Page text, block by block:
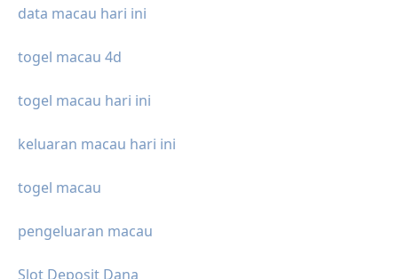
data macau hari ini
togel macau 4d
togel macau hari ini
keluaran macau hari ini
togel macau
pengeluaran macau
Slot Deposit Dana